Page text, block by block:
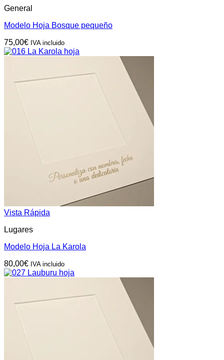
General
Modelo Hoja Bosque pequeño
75,00€ IVA incluido
Vista Rápida
Lugares
Modelo Hoja La Karola
80,00€ IVA incluido